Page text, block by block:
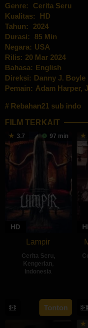
Genre:
Cerita Seru
Kualitas:
HD
Tahun:
2024
Durasi: 85 Min
Negara: USA
Rilis: 20 Mar 2024
Bahasa: English
Direksi: Danny J. Boyle
Pemain: Adam Harper,
Rebahan21 sub indo
FILM TERKAIT
3.7 97 min
HD
Lampir
Cerita Seru,
Kengerian,
Indonesia
Feb
2024
Gulardi
Tonton